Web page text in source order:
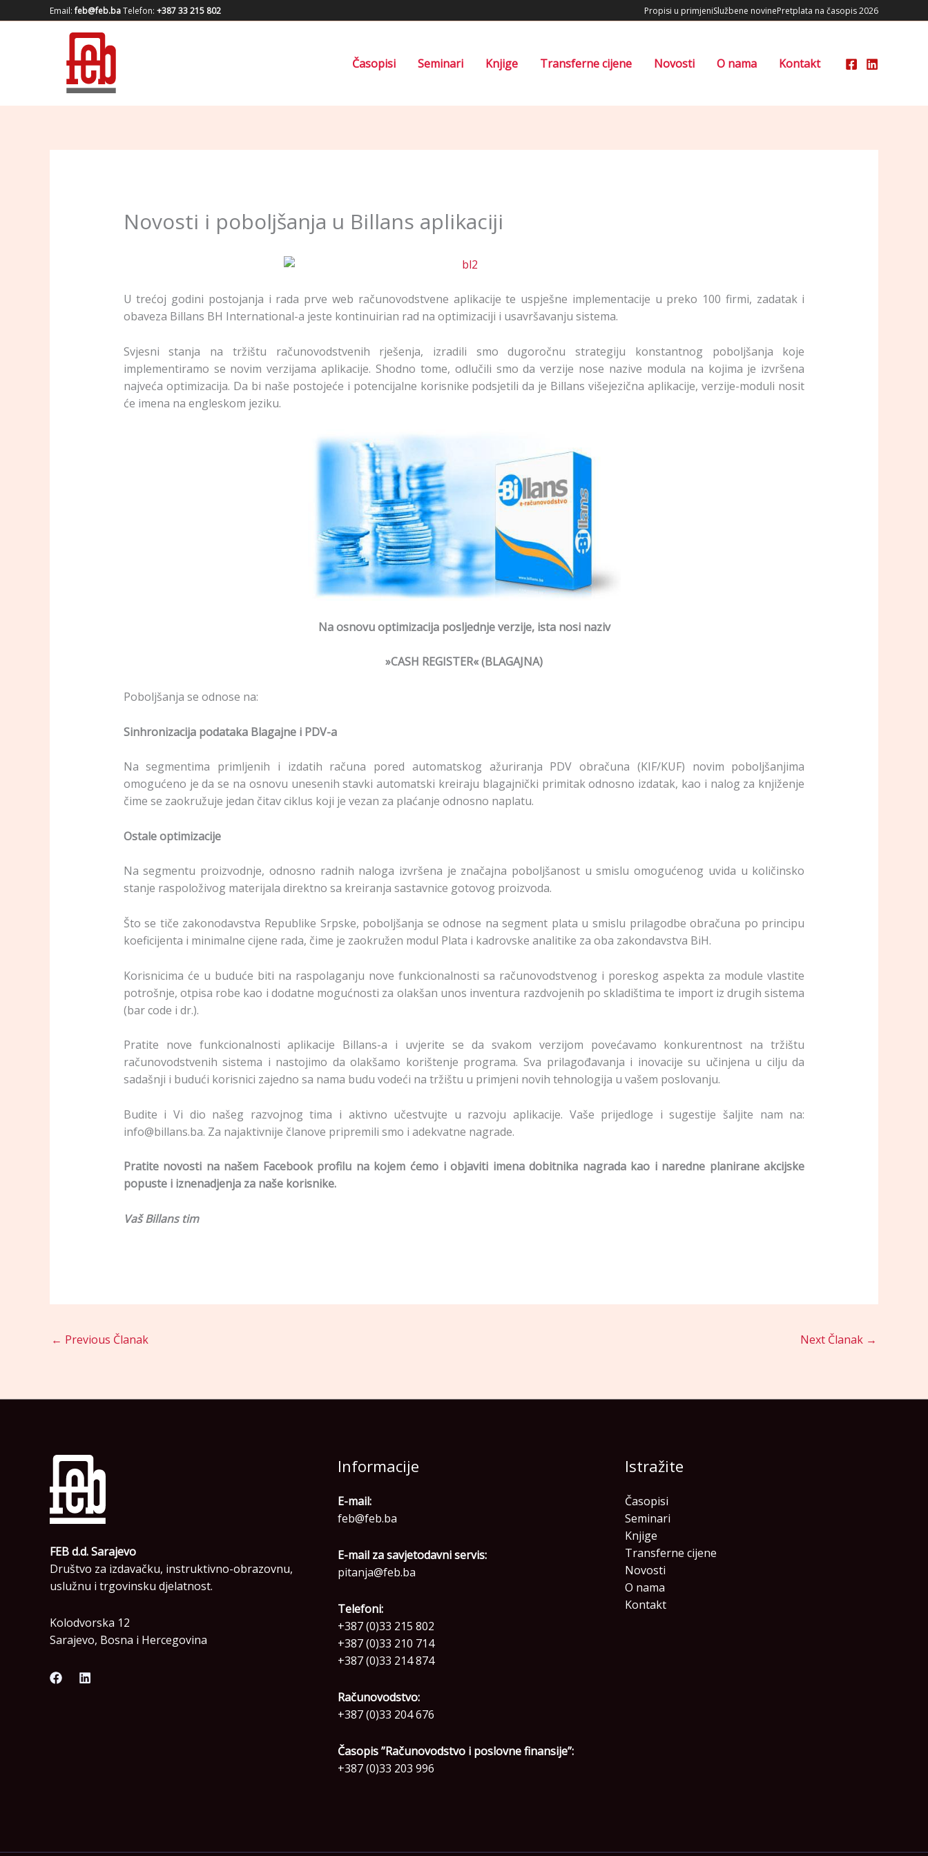
to
Email:feb@feb.baTelefon: +387 33 215 802 Propisi u primjeniSlužbene novinePretplata na časopis 2026
Časopisi Seminari Knjige Transferne cijene Novosti O nama Kontakt
Novosti i poboljšanja u Billans aplikaciji
U trećoj godini postojanja i rada prve web računovodstvene aplikacije te uspješne implementacije u preko 100 firmi, zadatak i
obaveza Billans BH International-a jeste kontinuirian rad na optimizaciji i usavršavanju sistema.
Svjesni stanja na tržištu računovodstvenih rješenja, izradili smo dugoročnu strategiju konstantnog poboljšanja koje
implementiramo se novim verzijama aplikacije. Shodno tome, odlučili smo da verzije nose nazive modula na kojima je izvršena
najveća optimizacija. Da bi naše postojeće i potencijalne korisnike podsjetili da je Billans višejezična aplikacije, verzije-moduli nosit
će imena na engleskom jeziku.
Na osnovu optimizacija posljednje verzije, ista nosi naziv
»CASH REGISTER« (BLAGAJNA)
Poboljšanja se odnose na:
Sinhronizacija podataka Blagajne i PDV-a
Na segmentima primljenih i izdatih računa pored automatskog ažuriranja PDV obračuna (KIF/KUF) novim poboljšanjima
omogućeno je da se na osnovu unesenih stavki automatski kreiraju blagajnički primitak odnosno izdatak, kao i nalog za knjiženje
čime se zaokružuje jedan čitav ciklus koji je vezan za plaćanje odnosno naplatu.
Ostale optimizacije
Na segmentu proizvodnje, odnosno radnih naloga izvršena je značajna poboljšanost u smislu omogućenog uvida u količinsko
stanje raspoloživog materijala direktno sa kreiranja sastavnice gotovog proizvoda.
Što se tiče zakonodavstva Republike Srpske, poboljšanja se odnose na segment plata u smislu prilagodbe obračuna po principu
koeficijenta i minimalne cijene rada, čime je zaokružen modul Plata i kadrovske analitike za oba zakondavstva BiH.
Korisnicima će u buduće biti na raspolaganju nove funkcionalnosti sa računovodstvenog i poreskog aspekta za module vlastite
potrošnje, otpisa robe kao i dodatne mogućnosti za olakšan unos inventura razdvojenih po skladištima te import iz drugih sistema
(bar code i dr.).
Pratite nove funkcionalnosti aplikacije Billans-a i uvjerite se da svakom verzijom povećavamo konkurentnost na tržištu
računovodstvenih sistema i nastojimo da olakšamo korištenje programa. Sva prilagođavanja i inovacije su učinjena u cilju da
sadašnji i budući korisnici zajedno sa nama budu vodeći na tržištu u primjeni novih tehnologija u vašem poslovanju.
Budite i Vi dio našeg razvojnog tima i aktivno učestvujte u razvoju aplikacije. Vaše prijedloge i sugestije šaljite nam na:
info@billans.ba. Za najaktivnije članove pripremili smo i adekvatne nagrade.
Pratite novosti na našem Facebook profilu na kojem ćemo i objaviti imena dobitnika nagrada kao i naredne planirane akcijske
popuste i iznenadjenja za naše korisnike.
Vaš Billans tim
← Previous Članak Next Članak →
FEB d.d. Sarajevo
Društvo za izdavačku, instruktivno-obrazovnu,
uslužnu i trgovinsku djelatnost.
Kolodvorska 12
Sarajevo, Bosna i Hercegovina
Informacije
E-mail:
feb@feb.ba
E-mail za savjetodavni servis:
pitanja@feb.ba
Telefoni:
+387 (0)33 215 802
+387 (0)33 210 714
+387 (0)33 214 874
Računovodstvo:
+387 (0)33 204 676
Časopis ”Računovodstvo i poslovne finansije”:
+387 (0)33 203 996
Istražite
Časopisi
Seminari
Knjige
Transferne cijene
Novosti
O nama
Kontakt